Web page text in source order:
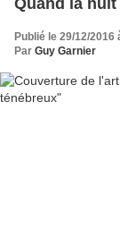
Quand la
Publié le 29/12/2016
Par Guy Garnier